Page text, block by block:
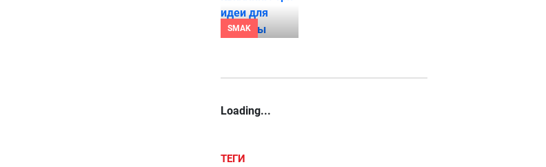
SMAK
Loading...
ТЕГИ